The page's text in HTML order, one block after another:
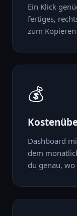
Ein Klick
fertiges,
zum
💰
Dashboard
dem
du genau,